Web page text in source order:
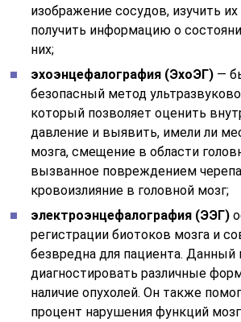
изображение сосудов, изучить
получить информацию о
них;
эхоэнцефалография (ЭхоЭГ) —
безопасный метод
который позволяет оценить
давление и выявить, имели ли
мозга, смещение в области
вызванное повреждением
кровоизлияние в головной мозг;
электроэнцефалография (ЭЭГ)
регистрации биотоков мозга и
безвредна для пациента. Данный
диагностировать различные
наличие опухолей. Он также
процент нарушения функций